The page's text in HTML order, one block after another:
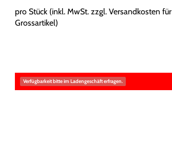
pro Stück (inkl. MwSt. zzgl. Versandkosten für
Grossartikel)
Verfügbarkeit bitte im Ladengeschäft erfragen.